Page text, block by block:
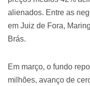
alienados. Entre as
em Juiz de Fora,
Brás.
Em março, o fundo
milhões, avanço de